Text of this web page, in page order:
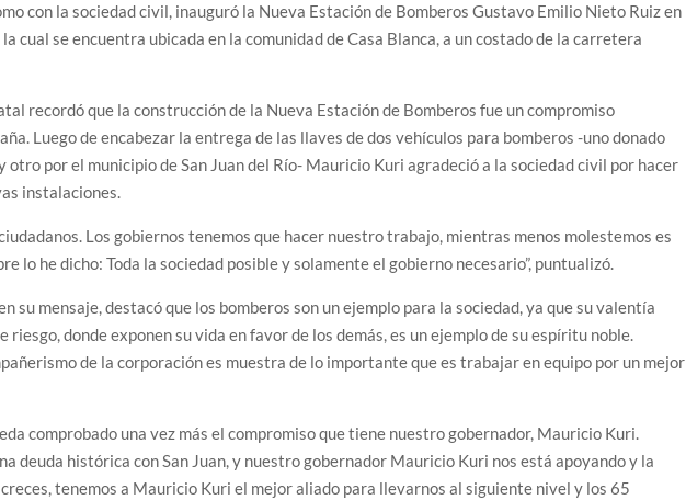
con la sociedad civil, inauguró la Nueva Estación de Bomberos Gustavo Emilio Nieto Ruiz en
cual se encuentra ubicada en la comunidad de Casa Blanca, a un costado de la carretera
recordó que la construcción de la Nueva Estación de Bomberos fue un compromiso
Luego de encabezar la entrega de las llaves de dos vehículos para bomberos -uno donado
otro por el municipio de San Juan del Río- Mauricio Kuri agradeció a la sociedad civil por hacer
instalaciones.
Los gobiernos tenemos que hacer nuestro trabajo, mientras menos molestemos es
lo he dicho: Toda la sociedad posible y solamente el gobierno necesario”, puntualizó.
su mensaje, destacó que los bomberos son un ejemplo para la sociedad, ya que su valentía
riesgo, donde exponen su vida en favor de los demás, es un ejemplo de su espíritu noble.
de la corporación es muestra de lo importante que es trabajar en equipo por un mejor
comprobado una vez más el compromiso que tiene nuestro gobernador, Mauricio Kuri.
deuda histórica con San Juan, y nuestro gobernador Mauricio Kuri nos está apoyando y la
tenemos a Mauricio Kuri el mejor aliado para llevarnos al siguiente nivel y los 65